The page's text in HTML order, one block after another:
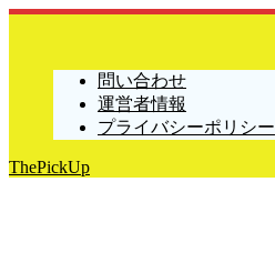
問い合わせ
運営者情報
プライバシーポリシー
ThePickUp